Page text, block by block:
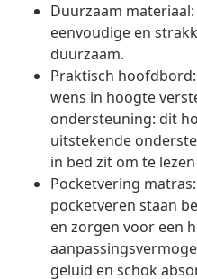
Duurzaam
eenvoudige en
duurzaam.
Praktisch
wens in hoogte
ondersteuning: dit
uitstekende
in bed zit om te
Pocketvering
pocketveren staan
en zorgen voor een
geluid en schok